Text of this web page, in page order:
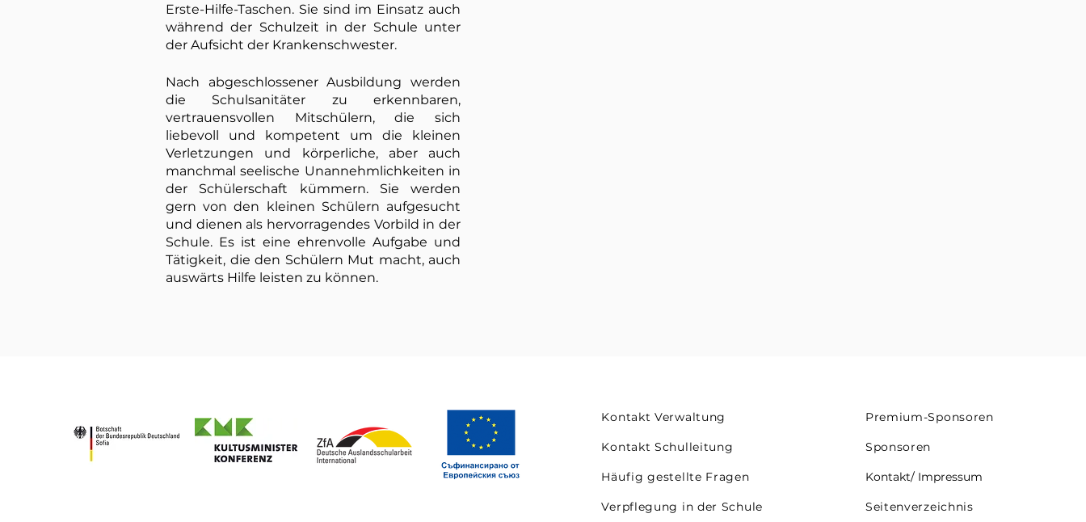
Erste-Hilfe-Taschen. Sie sind im Einsatz auch
während der Schulzeit in der Schule unter
der Aufsicht der Krankenschwester.
Nach abgeschlossener Ausbildung werden
die Schulsanitäter zu erkennbaren,
vertrauensvollen Mitschülern, die sich
liebevoll und kompetent um die kleinen
Verletzungen und körperliche, aber auch
manchmal seelische Unannehmlichkeiten in
der Schülerschaft kümmern. Sie werden
gern von den kleinen Schülern aufgesucht
und dienen als hervorragendes Vorbild in der
Schule. Es ist eine ehrenvolle Aufgabe und
Tätigkeit, die den Schülern Mut macht, auch
auswärts Hilfe leisten zu können.
Kontakt Verwaltung
Kontakt Schulleitung
Häufig gestellte Fragen
Verpflegung in der Schule
Premium-Sponsoren
Sponsoren
Kontakt/ Impressum
Seitenverzeichnis